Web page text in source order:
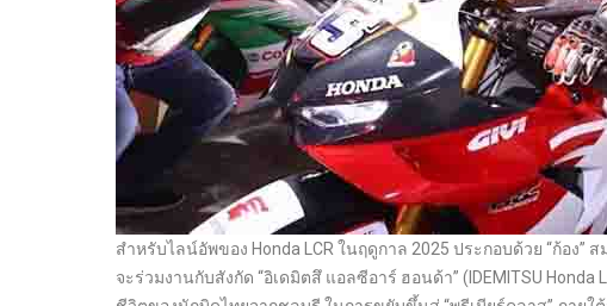
สำหรับไลน์อัพของ Honda LCR ในฤดูกาล 2025 ประกอบด้วย “ก้อง”
จะร่วมงานกับสังกัด “อิเดมิตสึ แอลซีอาร์ ฮอนด้า” (IDEMITSU